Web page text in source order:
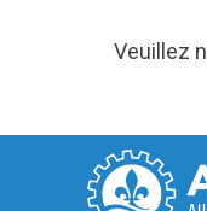
Veuillez